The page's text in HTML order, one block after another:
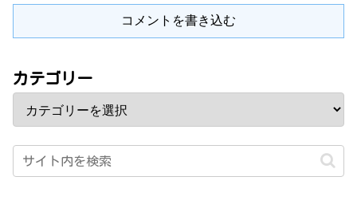
コメントを書き込む
カテゴリー